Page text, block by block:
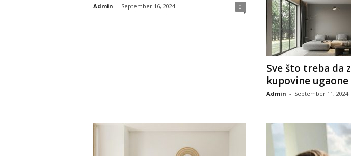
Admin - September 16, 2024 0
Sve što treba da
kupovine
Admin - September 11, 2024